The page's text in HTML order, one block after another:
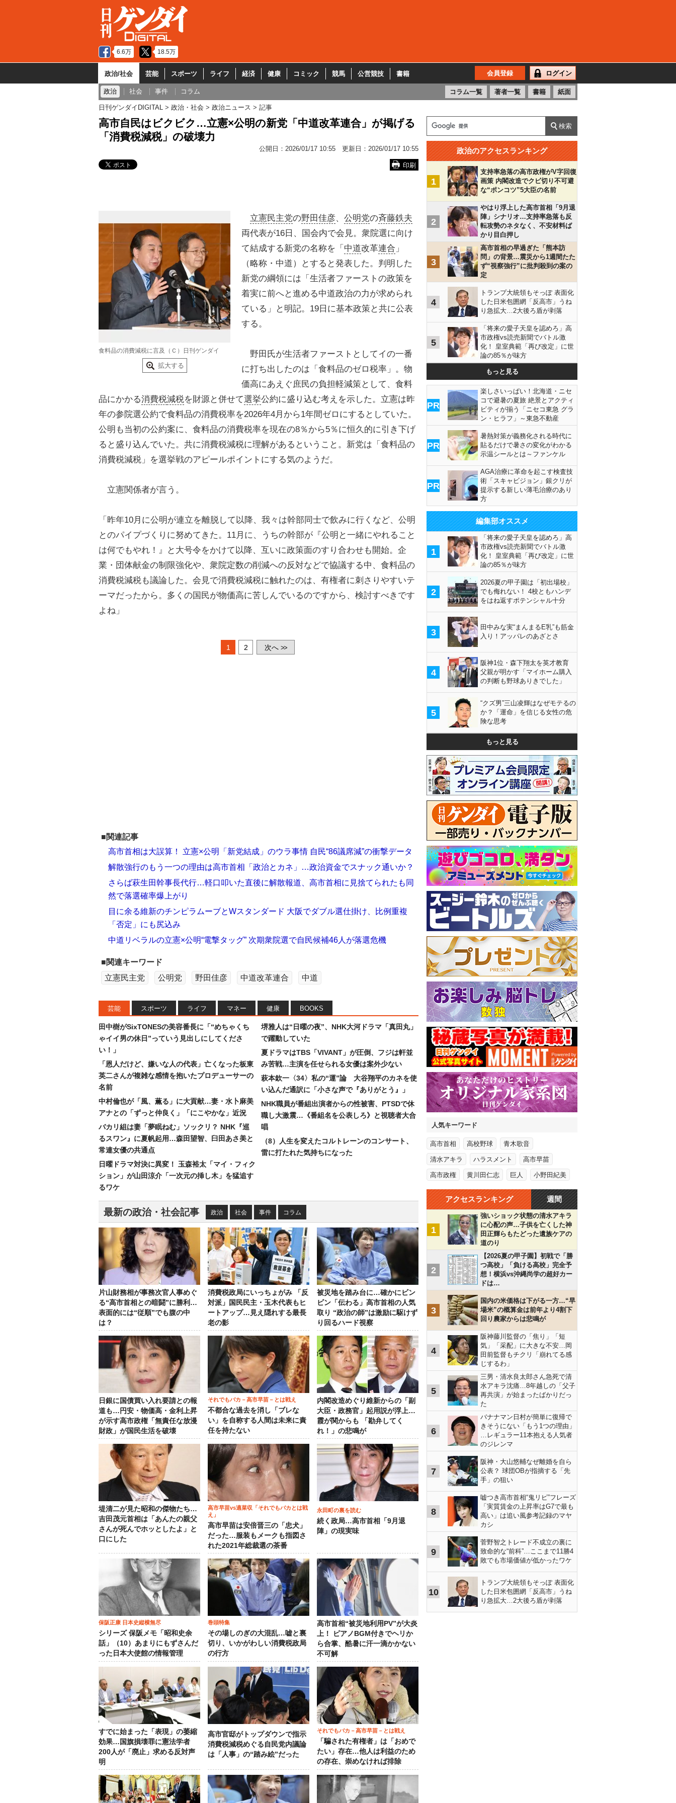
6.6万 18.5万
政治/社会 芸能 スポーツ ライフ 経済 健康 コミック 競馬 公営競技 書籍 会員登録 ログイン
政治 社会 事件 コラム コラム一覧 著者一覧 書籍 紙面
日刊ゲンダイDIGITAL 政治・社会 政治ニュース 記事
高市自民はビクビク…立憲×公明の新党「中道改革連合」が掲げる
「消費税減税」の破壊力
公開日： 2026/01/17 10:55 更新日： 2026/01/17 10:55
印刷
食料品の消費減税に言及（Ｃ）日刊ゲンダイ
拡大する
立憲民主党の野田佳彦、 公明党の斉藤鉄夫
両代表が16日、国会内で会見。衆院選に向け
て結成する新党の名称を「 中道改革連合 」
（略称・中道）とすると発表した。判明した
新党の綱領には「生活者ファーストの政策を
着実に前へと進める中道政治の力が求められ
ている」と明記。19日に基本政策と共に公表
する。
野田氏が生活者ファーストとしてイの一番
に打ち出したのは「食料品のゼロ税率」。物
価高にあえぐ庶民の負担軽減策として、食料
品にかかる消費税減税を財源と併せて選挙公約に盛り込む考えを示した。立憲は昨
年の参院選公約で食料品の消費税率を2026年4月から1年間ゼロにするとしていた。
公明も当初の公約案に、食料品の消費税率を現在の8％から5％に恒久的に引き下げ
ると盛り込んでいた。共に消費税減税に理解があるということ。新党は「食料品の
消費税減税」を選挙戦のアピールポイントにする気のようだ。
立憲関係者が言う。
「昨年10月に公明が連立を離脱して以降、我々は幹部同士で飲みに行くなど、公明
とのパイプづくりに努めてきた。11月に、うちの幹部が『公明と一緒にやれること
は何でもやれ！』と大号令をかけて以降、互いに政策面のすり合わせも開始。企
業・団体献金の制限強化や、衆院定数の削減への反対などで協議する中、食料品の
消費税減税も議論した。会見で消費税減税に触れたのは、有権者に刺さりやすいテ
ーマだったから。多くの国民が物価高に苦しんでいるのですから、検討すべきです
よね」
1 2 次へ >>
■関連記事
高市首相は大誤算！ 立憲×公明「新党結成」のウラ事情 自民“86議席減”の衝撃データ
解散強行のもう一つの理由は高市首相「政治とカネ」…政治資金でスナック通いか？
さらば萩生田幹事長代行…軽口叩いた直後に解散報道、高市首相に見捨てられたも同
然で落選確率爆上がり
目に余る維新のチンピラムーブとWスタンダード 大阪でダブル選仕掛け、比例重複
「否定」にも尻込み
中道リベラルの立憲×公明“電撃タッグ” 次期衆院選で自民候補46人が落選危機
■関連キーワード
立憲民主党
公明党 野田佳彦 中道改革連合 中道
芸能 スポーツ ライフ マネー 健康 BOOKS
田中樹がSixTONESの美容番長に「“めちゃくち
ゃイイ男の休日”っていう見出しにしてくださ
い！」
「恩人だけど、嫌いな人の代表」亡くなった板東
英二さんが複雑な感情を抱いたプロデューサーの
名前
中村倫也が「風、薫る」に大貢献…妻・水卜麻美
アナとの「ずっと仲良く」「にこやかな」近況
バカリ組は妻「夢眠ねむ」ソックリ？ NHK『巡
るスワン』に夏帆起用…森田望智、臼田あさ美と
常連女優の共通点
日曜ドラマ対決に異変！ 玉森裕太「マイ・フィク
ション」が山田涼介「一次元の挿し木」を猛追す
るワケ
堺雅人は“日曜の夜”、NHK大河ドラマ「真田丸」
で躍動していた
夏ドラマはTBS「VIVANT」が圧倒、フジは軒並
み苦戦…主演を任せられる女優は案外少ない
萩本欽一〈34〉私の“運”論 大谷翔平のカネを使
い込んだ通訳に「小さな声で『ありがとう』」
NHK職員が番組出演者からの性被害、PTSDで休
職し大激震…《番組名を公表しろ》と視聴者大合
唱
（8）人生を変えたコルトレーンのコンサート、
雷に打たれた気持ちになった
最新の政治・社会記事 政治 社会 事件 コラム
片山財務相が事務次官人事めぐ
る“高市首相との暗闘”に勝利…
表面的には“従順”でも腹の中
は？
消費税政局にいっちょがみ 「反
対派」国民民主・玉木代表もヒ
ートアップ…見え隠れする最長
老の影
被災地を踏み台に…確かにビン
ビン「伝わる」高市首相の人気
取り “政治の師”は激励に駆けず
り回るハード視察
日銀に国債買い入れ要請との報
道も…円安・物価高・金利上昇
が示す高市政権「無責任な放漫
財政」が国民生活を破壊
それでもバカ－高市早苗－とは戦え
不都合な過去を消し「ブレな
い」を自称する人間は未来に責
任を持たない
内閣改造めぐり維新からの「副
大臣・政務官」起用説が浮上…
霞が関からも 「勘弁してく
れ！」の悲鳴が
堤清二が見た昭和の傑物たち…
吉田茂元首相は「あんたの親父
さんが死んでホッとしたよ」と
口にした
高市早苗vs適菜収「それでもバカとは戦
え」
高市早苗は安倍晋三の「忠犬」
だった…服装もメークも指図さ
れた2021年総裁選の茶番
永田町の裏を読む
続く政局…高市首相「9月退
陣」の現実味
保阪正康 日本史縦横無尽
シリーズ 保阪メモ「昭和史余
話」（10）あまりにもずさんだ
った日本大使館の情報管理
巻頭特集
その場しのぎの大混乱…嘘と裏
切り、いかがわしい消費税政局
の行方
高市首相“被災地利用PV”が大炎
上！ ピアノBGM付きでヘリか
ら合掌、酷暑に汗一滴かかない
不可解
すでに始まった「表現」の萎縮
効果…国旗損壊罪に憲法学者
200人が「廃止」求める反対声
明
高市官邸がトップダウンで指示
消費税減税めぐる自民党内議論
は「人事」の“踏み絵”だった
それでもバカ－高市早苗－とは戦え
「騙された有権者」は「おめで
たい」存在…他人は利益のため
の存在、崇めなければ排除
政治のアクセスランキング
1
支持率急落の高市政権がV字回復
画策 内閣改造でクビ切り不可避
な“ポンコツ”5大臣の名前
2
やはり浮上した高市首相「9月退
陣」シナリオ…支持率急落も反
転攻勢のネタなく、不安材料ば
かり目白押し
3
高市首相の早過ぎた「熊本訪
問」の背景…震災から1週間たた
ず“視察強行”に批判殺到の案の
定
4
トランプ大統領もそっぽ 表面化
した日米包囲網「反高市」うね
り急拡大…2大後ろ盾が剥落
5
「将来の愛子天皇を認めろ」高
市政権vs読売新聞でバトル激
化！ 皇室典範「再び改定」に世
論の85％が味方
もっと見る
PR
楽しさいっぱい！北海道・ニセ
コで避暑の夏旅 絶景とアクティ
ビティが揃う「ニセコ東急 グラ
ン・ヒラフ」～東急不動産
PR
暑熱対策が義務化される時代に
貼るだけで暑さの変化がわかる
示温シールとは～ファンケル
PR
AGA治療に革命を起こす検査技
術「スキャビジョン」銀クリが
提示する新しい薄毛治療のあり
方
編集部オススメ
1
「将来の愛子天皇を認めろ」高
市政権vs読売新聞でバトル激
化！ 皇室典範「再び改定」に世
論の85％が味方
2
2026夏の甲子園は「初出場校」
でも侮れない！ 4校ともハンデ
をはね返すポテンシャル十分
3
田中みな実“まんまるE乳”も筋金
入り！アッパレのあざとさ
4
阪神1位・森下翔太を英才教育
父親が明かす「マイホーム購入
の判断も野球ありきでした」
5
“クズ男”三山凌輝はなぜモテるの
か？「運命」を信じる女性の危
険な思考
もっと見る
人気キーワード
高市首相 高校野球 青木歌音
清水アキラ ハラスメント 高市早苗
高市政権 黄川田仁志 巨人 小野田紀美
アクセスランキング 週間
1
強いショック状態の清水アキラ
に心配の声…子供を亡くした神
田正輝らもたどった遺族ケアの
道のり
2
【2026夏の甲子園】初戦で「勝
つ高校」「負ける高校」完全予
想！横浜vs沖縄尚学の超好カー
ドは…
3
国内の米価格は下がる一方…“早
場米”の概算金は前年より4割下
回り農家からは悲鳴が
4
阪神藤川監督の「焦り」「短
気」「采配」に大きな不安…岡
田前監督もチクリ「崩れてる感
じするわ」
5
三男・清水良太郎さん急死で清
水アキラ沈痛…8年越しの「父子
再共演」が始まったばかりだっ
た
6
バナナマン日村が簡単に復帰で
きそうにない「もう1つの理由」
…レギュラー11本抱える人気者
のジレンマ
7
阪神・大山悠輔なぜ離婚を自ら
公表？ 球団OBが指摘する「先
手」の狙い
8
嘘つき高市首相“鬼リピ”フレーズ
「実質賃金の上昇率はG7で最も
高い」は追い風参考記録のマヤ
カシ
9
菅野智之トレード不成立の裏に
致命的な“前科”…ここまで11勝4
敗でも市場価値が低かったワケ
10
トランプ大統領もそっぽ 表面化
した日米包囲網「反高市」うね
り急拡大…2大後ろ盾が剥落